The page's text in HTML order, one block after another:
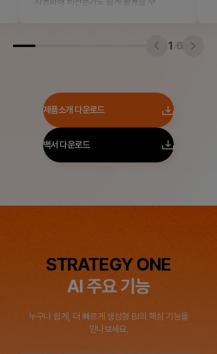
1 6
제품소개 다운로드
백서 다운로드
STRATEGY ONE
AI 주요 기능
누구나 쉽게, 더 빠르게 생성형 BI의 핵심 기능을
만나보세요.